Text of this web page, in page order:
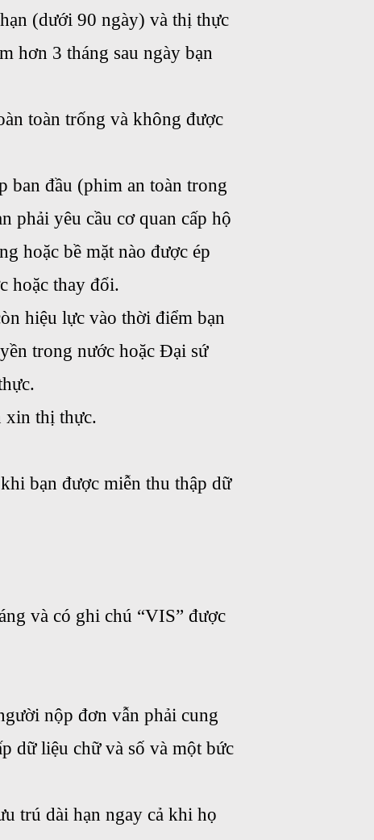
(dưới 90 ngày) và thị thực
hơn 3 tháng sau ngày bạn
toàn trống và không được
ban đầu (phim an toàn trong
phải yêu cầu cơ quan cấp hộ
hoặc bề mặt nào được ép
hoặc thay đổi.
hiệu lực vào thời điểm bạn
trong nước hoặc Đại sứ
xin thị thực.
bạn được miễn thu thập dữ
và có ghi chú “VIS” được
nộp đơn vẫn phải cung
dữ liệu chữ và số và một bức
trú dài hạn ngay cả khi họ